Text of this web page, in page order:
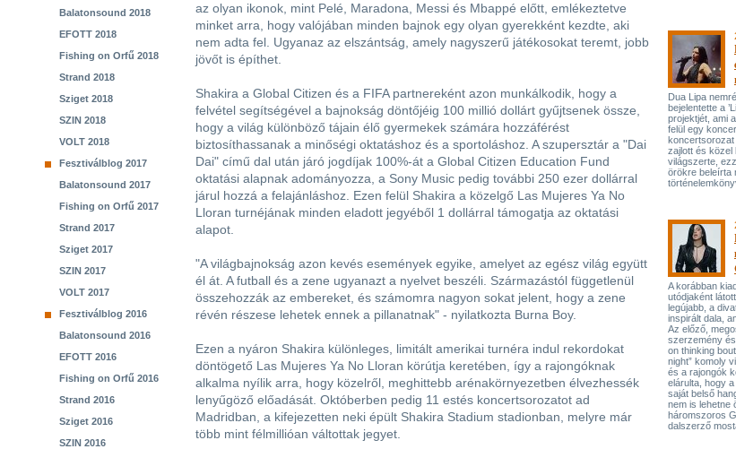
Balatonsound 2018
EFOTT 2018
Fishing on Orfű 2018
Strand 2018
Sziget 2018
SZIN 2018
VOLT 2018
Fesztiválblog 2017
Balatonsound 2017
Fishing on Orfű 2017
Strand 2017
Sziget 2017
SZIN 2017
VOLT 2017
Fesztiválblog 2016
Balatonsound 2016
EFOTT 2016
Fishing on Orfű 2016
Strand 2016
Sziget 2016
SZIN 2016
az olyan ikonok, mint Pelé, Maradona, Messi és Mbappé előtt, emlékeztetve
minket arra, hogy valójában minden bajnok egy olyan gyerekként kezdte, aki
nem adta fel. Ugyanaz az elszántság, amely nagyszerű játékosokat teremt, jobb
jövőt is építhet.
Shakira a Global Citizen és a FIFA partnereként azon munkálkodik, hogy a
felvétel segítségével a bajnokság döntőjéig 100 millió dollárt gyűjtsenek össze,
hogy a világ különböző tájain élő gyermekek számára hozzáférést
biztosíthassanak a minőségi oktatáshoz és a sportoláshoz. A szupersztár a "Dai
Dai" című dal után járó jogdíjak 100%-át a Global Citizen Education Fund
oktatási alapnak adományozza, a Sony Music pedig további 250 ezer dollárral
járul hozzá a felajánláshoz. Ezen felül Shakira a közelgő Las Mujeres Ya No
Lloran turnéjának minden eladott jegyéből 1 dollárral támogatja az oktatási
alapot.
"A világbajnokság azon kevés események egyike, amelyet az egész világ együtt
él át. A futball és a zene ugyanazt a nyelvet beszéli. Származástól függetlenül
összehozzák az embereket, és számomra nagyon sokat jelent, hogy a zene
révén részese lehetek ennek a pillanatnak" - nyilatkozta Burna Boy.
Ezen a nyáron Shakira különleges, limitált amerikai turnéra indul rekordokat
döntögető Las Mujeres Ya No Lloran körútja keretében, így a rajongóknak
alkalma nyílik arra, hogy közelről, meghittebb arénakörnyezetben élvezhessék
lenyűgöző előadását. Októberben pedig 11 estés koncertsorozatot ad
Madridban, a kifejezetten neki épült Shakira Stadium stadionban, melyre már
több mint félmillióan váltottak jegyet.
Dua Lipa
bejelentette a
projektjét, ami
felül egy
zajlott és közel
világszerte,
örökre beleírta
A korábban
utódjaként
legújabb, a
inspirált dala,
Az előző,
szerzemény
on thinking
night” komoly
és a rajongók
elárulta, hogy
saját belső
nem is lehetne
háromszoros
dalszerző